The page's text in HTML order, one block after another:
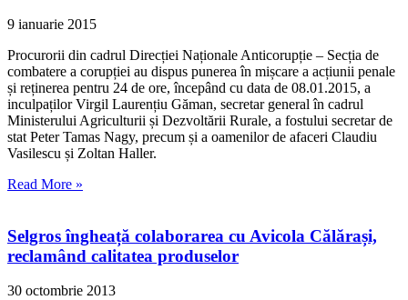
9 ianuarie 2015
Procurorii din cadrul Direcției Naționale Anticorupție – Secția de
combatere a corupției au dispus punerea în mișcare a acțiunii penale
și reținerea pentru 24 de ore, începând cu data de 08.01.2015, a
inculpaților Virgil Laurențiu Găman, secretar general în cadrul
Ministerului Agriculturii și Dezvoltării Rurale, a fostului secretar de
stat Peter Tamas Nagy, precum și a oamenilor de afaceri Claudiu
Vasilescu și Zoltan Haller.
Read More »
Selgros îngheață colaborarea cu Avicola Călărași,
reclamând calitatea produselor
30 octombrie 2013